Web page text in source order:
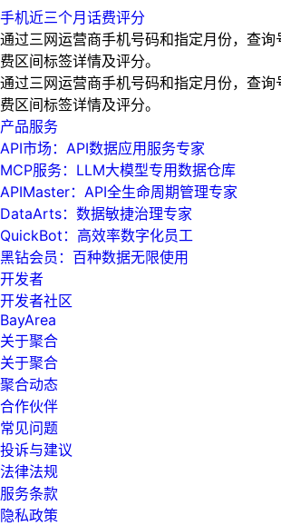
手机近三个月话费评分
通过三网运营商手机号码和指定月份，查
费区间标签详情及评分。
通过三网运营商手机号码和指定月份，查
费区间标签详情及评分。
产品服务
API市场：API数据应用服务专家
MCP服务：LLM大模型专用数据仓库
APIMaster：API全生命周期管理专家
DataArts：数据敏捷治理专家
QuickBot：高效率数字化员工
黑钻会员：百种数据无限使用
开发者
开发者社区
BayArea
关于聚合
关于聚合
聚合动态
合作伙伴
常见问题
投诉与建议
法律法规
服务条款
隐私政策